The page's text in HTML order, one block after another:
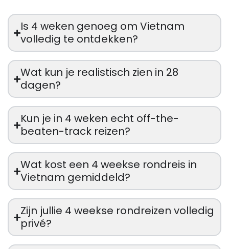
Is 4 weken genoeg om Vietnam
volledig te ontdekken?
Wat kun je realistisch zien in 28
dagen?
Kun je in 4 weken echt off-the-
beaten-track reizen?
Wat kost een 4 weekse rondreis in
Vietnam gemiddeld?
Zijn jullie 4 weekse rondreizen volledig
privé?